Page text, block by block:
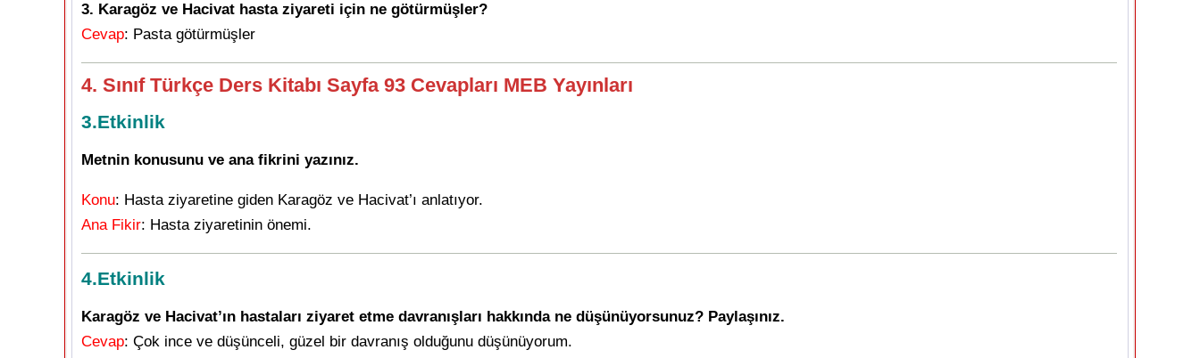
3. Karagöz ve Hacivat hasta ziyareti için ne götürmüşler?
Cevap: Pasta götürmüşler
4. Sınıf Türkçe Ders Kitabı Sayfa 93 Cevapları MEB Yayınları
3.Etkinlik
Metnin konusunu ve ana fikrini yazınız.
Konu: Hasta ziyaretine giden Karagöz ve Hacivat’ı anlatıyor.
Ana Fikir: Hasta ziyaretinin önemi.
4.Etkinlik
Karagöz ve Hacivat’ın hastaları ziyaret etme davranışları hakkında ne düşünüyorsunuz? Paylaşınız.
Cevap: Çok ince ve düşünceli, güzel bir davranış olduğunu düşünüyorum.